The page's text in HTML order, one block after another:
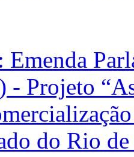
- Projeto
do Rio